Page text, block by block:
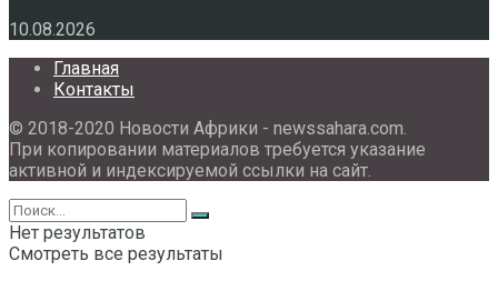
10.08.2026
Главная
Контакты
© 2018-2020 Новости Африки - newssahara.com.
При копировании материалов требуется указание
активной и индексируемой ссылки на сайт.
Нет результатов
Смотреть все результаты